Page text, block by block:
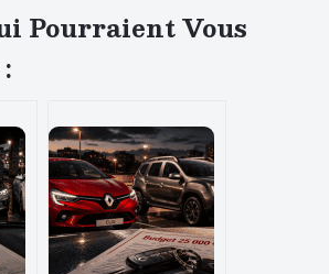
Pourraient Vous